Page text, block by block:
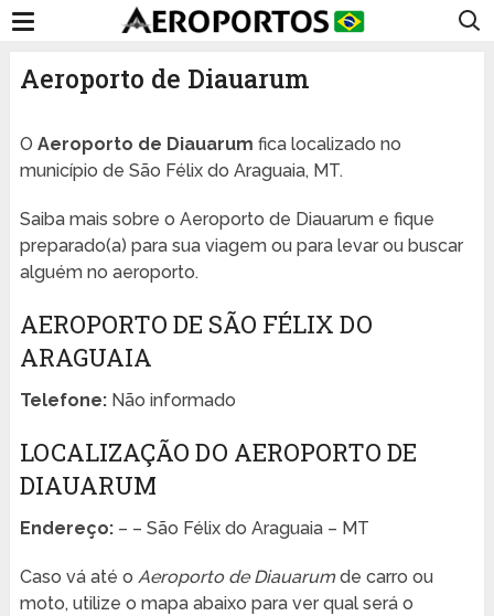
Aeroporto de Diauarum
O Aeroporto de Diauarum fica localizado no
município de São Félix do Araguaia, MT.
Saiba mais sobre o Aeroporto de Diauarum e fique
preparado(a) para sua viagem ou para levar ou buscar
alguém no aeroporto.
AEROPORTO DE SÃO FÉLIX DO
ARAGUAIA
Telefone:Não informado
LOCALIZAÇÃO DO AEROPORTO DE
DIAUARUM
Endereço:– – São Félix do Araguaia – MT
Caso vá até o Aeroporto de Diauarumde carro ou
moto, utilize o mapa abaixo para ver qual será o